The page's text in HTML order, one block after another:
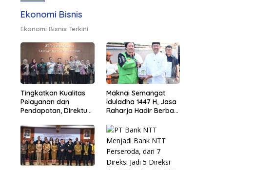
Ekonomi Bisnis
Ekonomi Bisnis Terkini
Tingkatkan Kualitas
Pelayanan dan
Pendapatan, Direktur
Raharja Berikan
Pembinaan di
Lampung dan Tinjau
Samsat Rajabasa
Maknai Semangat
Iduladha 1447 H, Jasa
Raharja Hadir Berbagi
melalui Penyaluran
Paket Daging Kurban